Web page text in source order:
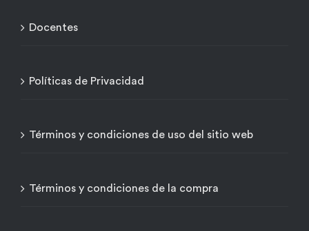
Docentes
Políticas de Privacidad
Términos y condiciones de uso del sitio web
Términos y condiciones de la compra